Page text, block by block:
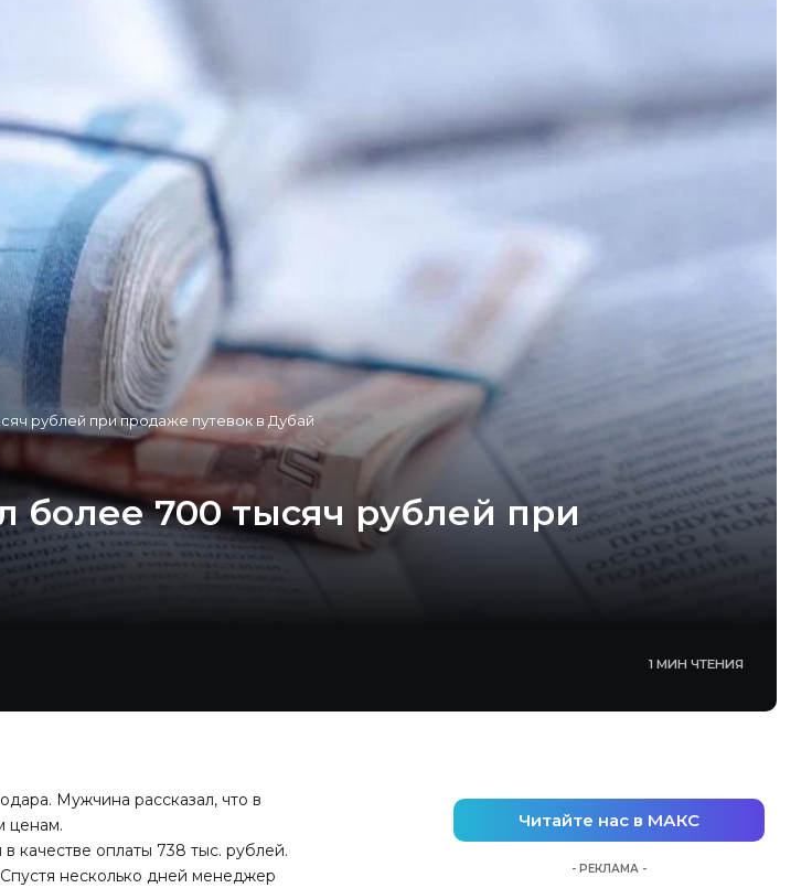
рублей при продаже путевок в Дубай
более 700 тысяч рублей при
1 МИН ЧТЕНИЯ
Мужчина рассказал, что в
ценам.
качестве оплаты 738 тыс. рублей.
несколько дней менеджер
Читайте нас в МАКС
- РЕКЛАМА -